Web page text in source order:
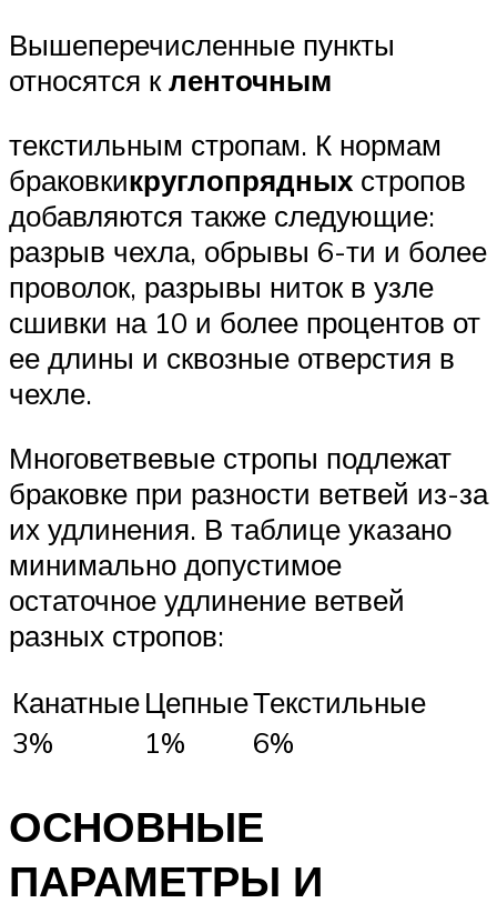
Вышеперечисленные пункты
относятся кленточным
текстильным стропам. К нормам
браковкикруглопрядных стропов
добавляются также следующие:
разрыв чехла, обрывы 6-ти и более
проволок, разрывы ниток в узле
сшивки на 10 и более процентов от
ее длины и сквозные отверстия в
чехле.
Многоветвевые стропы подлежат
браковке при разности ветвей из-за
их удлинения. В таблице указано
минимально допустимое
остаточное удлинение ветвей
разных стропов:
КанатныеЦепныеТекстильные
3%
1% 6%
ОСНОВНЫЕ
ПАРАМЕТРЫ И